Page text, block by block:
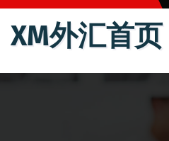
跳
XM外汇首页